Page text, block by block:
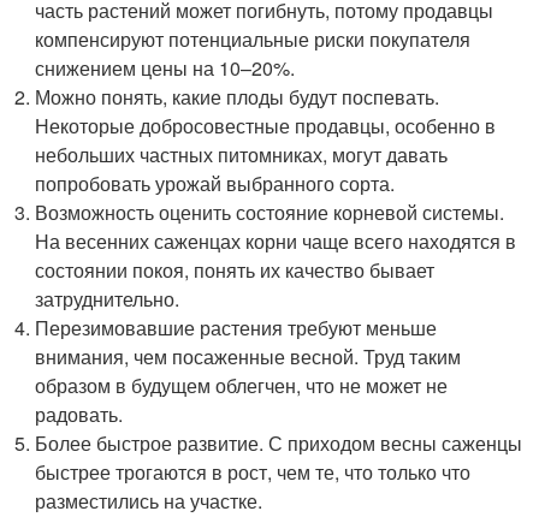
часть растений может погибнуть, потому продавцы
компенсируют потенциальные риски покупателя
снижением цены на 10–20%.
Можно понять, какие плоды будут поспевать.
Некоторые добросовестные продавцы, особенно в
небольших частных питомниках, могут давать
попробовать урожай выбранного сорта.
Возможность оценить состояние корневой системы.
На весенних саженцах корни чаще всего находятся в
состоянии покоя, понять их качество бывает
затруднительно.
Перезимовавшие растения требуют меньше
внимания, чем посаженные весной. Труд таким
образом в будущем облегчен, что не может не
радовать.
Более быстрое развитие. С приходом весны саженцы
быстрее трогаются в рост, чем те, что только что
разместились на участке.